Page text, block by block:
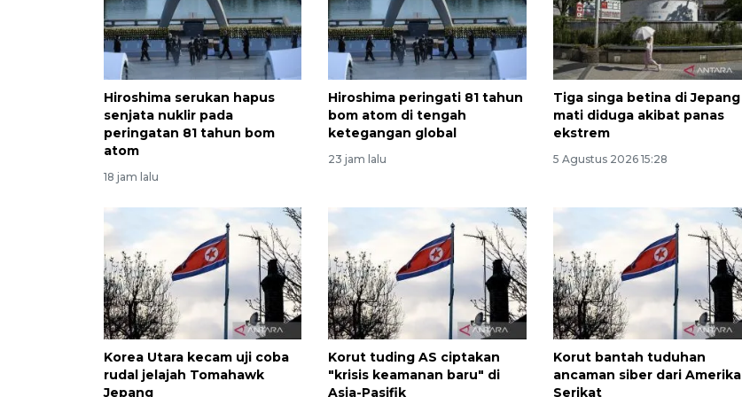
Hiroshima serukan hapus
senjata nuklir pada
peringatan 81 tahun bom
atom
18 jam lalu
Hiroshima peringati 81 tahun
bom atom di tengah
ketegangan global
23 jam lalu
Tiga singa betina di Jepang
mati diduga akibat panas
ekstrem
5 Agustus 2026 15:28
Korea Utara kecam uji coba
rudal jelajah Tomahawk
Jepang
Korut tuding AS ciptakan
"krisis keamanan baru" di
Asia-Pasifik
Korut bantah tuduhan
ancaman siber dari Amerika
Serikat
jalanan Jakarta
2026-08-05 18:00:00